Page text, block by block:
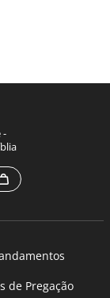
-
de Pregação